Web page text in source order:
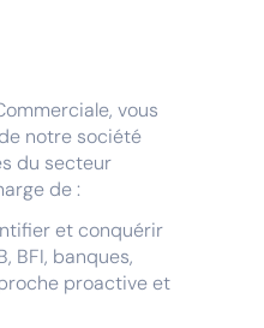
vous
notre société
du secteur
de :
et conquérir
BFI, banques,
proactive et